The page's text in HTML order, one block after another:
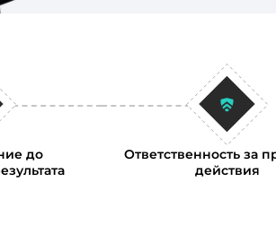
до
Ответственность за
действия